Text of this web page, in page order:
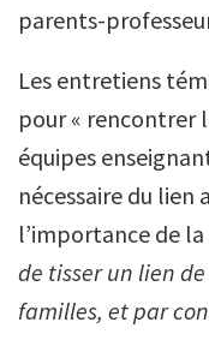
parents-
Les entretiens
pour « rencontrer
équipes
nécessaire du lien
l’importance de
de tisser un lien
familles, et par